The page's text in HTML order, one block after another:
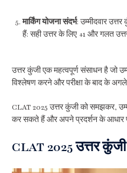
मार्किंग योजना संदर्भ: उम्मीदवार
हैं: सही उत्तर के लिए +1 और गलत
उत्तर कुंजी एक महत्वपूर्ण संसाधन है जो
विश्लेषण करने और परीक्षा के बाद के
CLAT 2025 उत्तर कुंजी को समझकर,
कर सकते हैं और अपने प्रदर्शन के आधार
CLAT 2025 उत्तर